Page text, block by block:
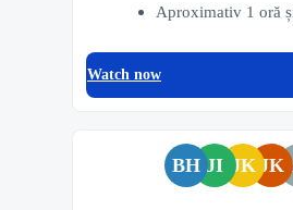
Aproximativ 1 oră
Watch now
BH JI JK JK